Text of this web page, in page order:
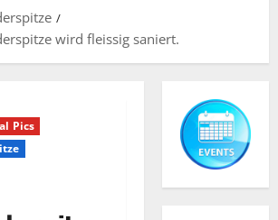
wird fleissig saniert.
Pics